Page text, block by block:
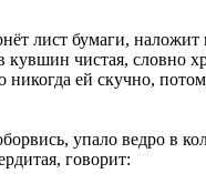
лист бумаги, наложит
кувшин чистая, словно
ей скучно,
упало ведро в
говорит: